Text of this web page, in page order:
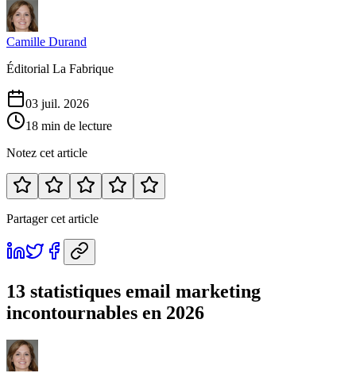
Camille Durand
Éditorial La Fabrique
03 juil. 2026
18 min de lecture
Notez cet article
Partager cet article
13 statistiques email marketing
incontournables en 2026